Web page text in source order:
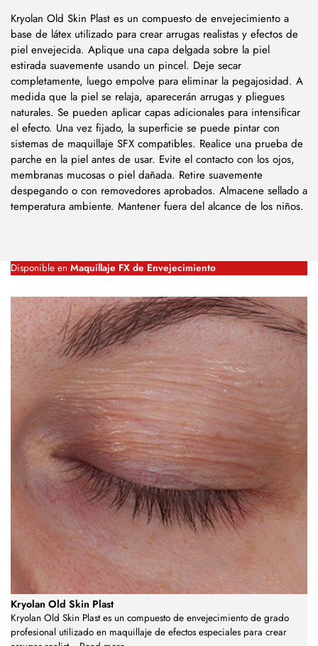
Kryolan Old Skin Plast es un compuesto de envejecimiento a
base de látex utilizado para crear arrugas realistas y efectos de
piel envejecida. Aplique una capa delgada sobre la piel
estirada suavemente usando un pincel. Deje secar
completamente, luego empolve para eliminar la pegajosidad. A
medida que la piel se relaja, aparecerán arrugas y pliegues
naturales. Se pueden aplicar capas adicionales para intensificar
el efecto. Una vez fijado, la superficie se puede pintar con
sistemas de maquillaje SFX compatibles. Realice una prueba de
parche en la piel antes de usar. Evite el contacto con los ojos,
membranas mucosas o piel dañada. Retire suavemente
despegando o con removedores aprobados. Almacene sellado a
temperatura ambiente. Mantener fuera del alcance de los niños.
Disponible en Maquillaje FX de Envejecimiento
Kryolan Old Skin Plast
Kryolan Old Skin Plast es un compuesto de envejecimiento de grado
profesional utilizado en maquillaje de efectos especiales para crear